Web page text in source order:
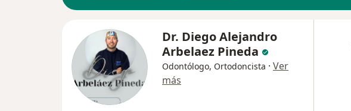
Dr. Diego Alejandro
Arbelaez Pineda
Odontólogo, Ortodoncista · Ver
más